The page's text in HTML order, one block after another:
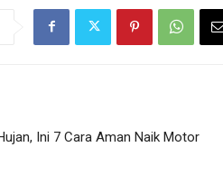
Ini 7 Cara Aman Naik Motor